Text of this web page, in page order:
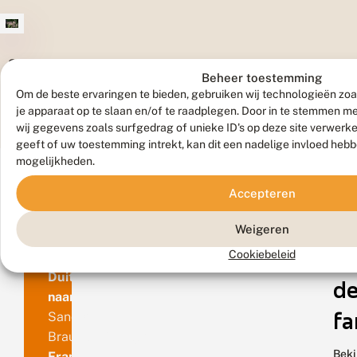
Beheer toestemming
Om de beste ervaringen te bieden, gebruiken wij technologieën
je apparaat op te slaan en/of te raadplegen. Door in te stemmen
wij gegevens zoals surfgedrag of unieke ID's op deze site
geeft of uw toestemming intrekt, kan dit een nadelige invloed
mogelijkheden.
Accepteren
Weigeren
Cookiebeleid
e
b
e
S
Duitse
naam
Sandrasen-
Braunstreifenspanner